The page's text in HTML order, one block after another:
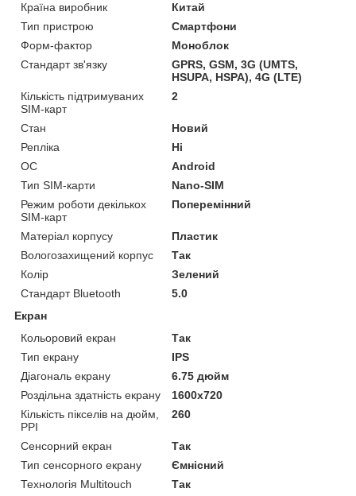
Країна виробник
Китай
Тип пристрою
Смартфони
Форм-фактор
Моноблок
Стандарт зв'язку
GPRS, GSM, 3G (UMTS,
HSUPA, HSPA), 4G (LTE)
Кількість підтримуваних
SIM-карт
2
Стан
Новий
Репліка
Ні
ОС
Android
Тип SIM-карти
Nano-SIM
Режим роботи декількох
SIM-карт
Поперемінний
Матеріал корпусу
Пластик
Вологозахищений корпус
Так
Колір
Зелений
Стандарт Bluetooth
5.0
Екран
Кольоровий екран
Так
Тип екрану
IPS
Діагональ екрану
6.75 дюйм
Роздільна здатність екрану
1600x720
Кількість пікселів на дюйм,
PPI
260
Сенсорний екран
Так
Тип сенсорного екрану
Ємнісний
Технологія Multitouch
Так